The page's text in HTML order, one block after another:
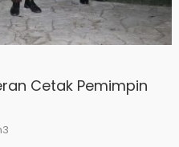
Cetak Pemimpin